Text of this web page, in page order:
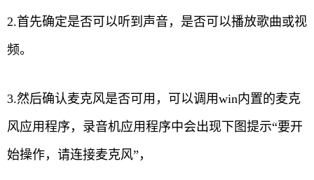
2.首先确定是否可以听到声音，是否可以播放歌曲或视
频。
3.然后确认麦克风是否可用，可以调用win内置的麦克
风应用程序，录音机应用程序中会出现下图提示“要开
始操作，请连接麦克风”，